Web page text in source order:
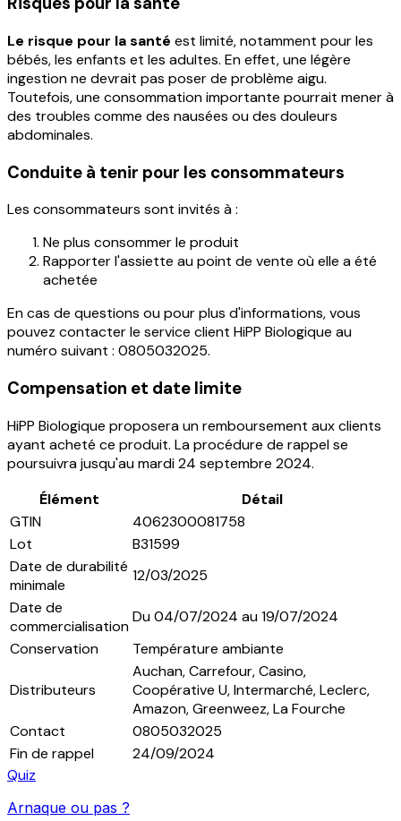
Le risque pour la santé est limité, notamment pour les
bébés, les enfants et les adultes. En effet, une légère
ingestion ne devrait pas poser de problème aigu.
Toutefois, une consommation importante pourrait mener à
des troubles comme des nausées ou des douleurs
abdominales.
Conduite à tenir pour les consommateurs
Les consommateurs sont invités à :
Ne plus consommer le produit
Rapporter l'assiette au point de vente où elle a été
achetée
En cas de questions ou pour plus d'informations, vous
pouvez contacter le service client HiPP Biologique au
numéro suivant : 0805032025.
Compensation et date limite
HiPP Biologique proposera un remboursement aux clients
ayant acheté ce produit. La procédure de rappel se
poursuivra jusqu'au mardi 24 septembre 2024.
Élément
Détail
GTIN
4062300081758
Lot
B31599
Date de durabilité
minimale
12/03/2025
Date de
commercialisation
Du 04/07/2024 au 19/07/2024
Conservation
Température ambiante
Distributeurs
Auchan, Carrefour, Casino,
Coopérative U, Intermarché, Leclerc,
Amazon, Greenweez, La Fourche
Contact
0805032025
Fin de rappel
24/09/2024
Quiz
Arnaque ou pas ?